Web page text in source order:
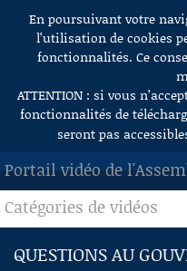
Aller au contenu
En poursuivant votre
l’utilisation de cookies
fonctionnalités. Ce
ATTENTION : si vous
fonctionnalités de
seront pas
Portail vidéo de
ACCUEIL
EN DIRECT
Catégories de vidéos
QUESTIONS AU